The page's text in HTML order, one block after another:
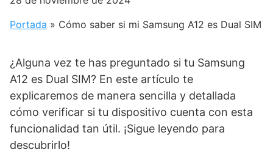
Portada » Cómo saber si mi Samsung A12 es Dual SIM
¿Alguna vez te has preguntado si tu Samsung
A12 es Dual SIM? En este artículo te
explicaremos de manera sencilla y detallada
cómo verificar si tu dispositivo cuenta con esta
funcionalidad tan útil. ¡Sigue leyendo para
descubrirlo!